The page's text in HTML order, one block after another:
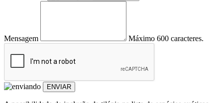
Mensagem Máximo 600 caracteres.
ENVIAR